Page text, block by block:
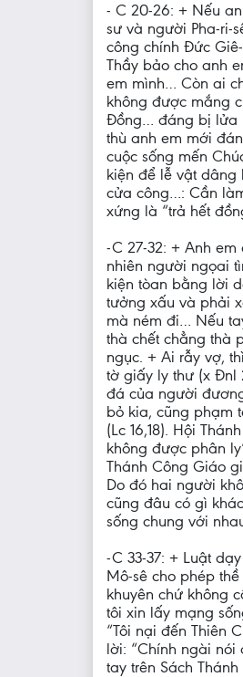
- C 20-26: + Nếu
sư và người Pha-ri-
công chính Đức
Thầy bảo cho anh
em mình… Còn ai
không được mắng
Đồng… đáng bị lửa
thù anh em mới
cuộc sống mến
kiện để lễ vật
cửa công…: Cần
xứng là “trả hết
-C 27-32: + Anh
nhiên người ngọai
kiện tòan bằng lời
tưởng xấu và phải
mà ném đi… Nếu
thà chết chẳng thà
ngục. + Ai rẫy vợ,
tờ giấy ly thư (x Đnl
đá của người
bỏ kia, cũng phạm
(Lc 16,18). Hội
không được phân
Thánh Công Giáo
Do đó hai người
cũng đâu có gì
sống chung với
-C 33-37: + Luật
Mô-sê cho phép
khuyên chứ không
tôi xin lấy mạng
“Tôi nại đến Thiên
lời: “Chính ngài
tay trên Sách